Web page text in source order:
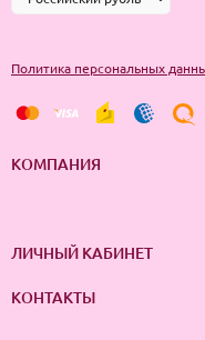
Политика персональных
КОМПАНИЯ
ЛИЧНЫЙ КАБИНЕТ
КОНТАКТЫ